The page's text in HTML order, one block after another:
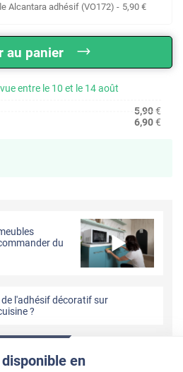
Alcantara adhésif (VO172) - 5,90 €
au panier
entre le 10 et le 14 août
5,90€
6,90€
du
l'adhésif décoratif sur
?
en